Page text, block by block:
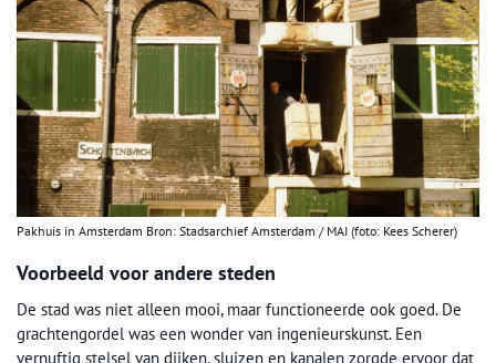
Pakhuis in Amsterdam Bron: Stadsarchief Amsterdam / MAI (foto: Kees Scherer)
Voorbeeld voor andere steden
De stad was niet alleen mooi, maar functioneerde ook goed. De
grachtengordel was een wonder van ingenieurskunst. Een
vernuftig stelsel van dijken, sluizen en kanalen zorgde ervoor dat